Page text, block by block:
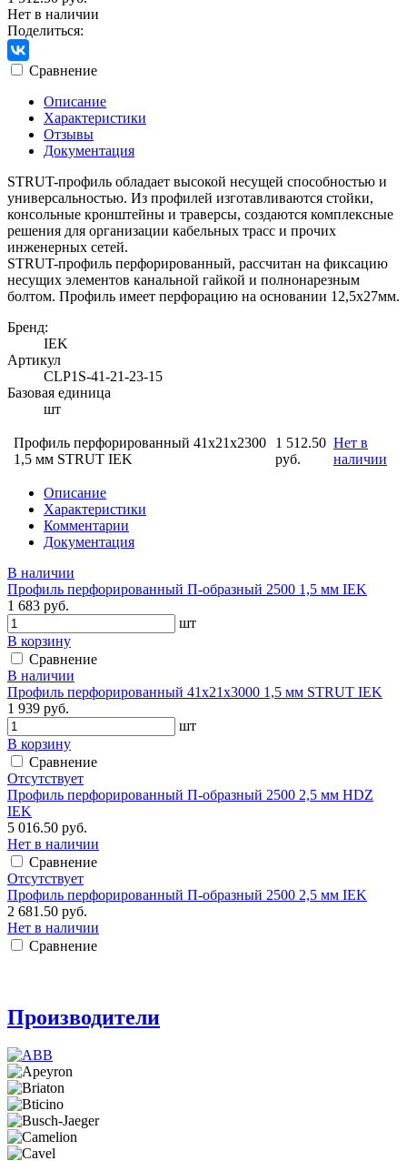
Нет в наличии
Поделиться:
Сравнение
Описание
Характеристики
Отзывы
Документация
STRUT-профиль обладает высокой несущей способностью и
универсальностью. Из профилей изготавливаются стойки,
консольные кронштейны и траверсы, создаются комплексные
решения для организации кабельных трасс и прочих
инженерных сетей.
STRUT-профиль перфорированный, рассчитан на фиксацию
несущих элементов канальной гайкой и полнонарезным
болтом. Профиль имеет перфорацию на основании 12,5х27мм.
Бренд:
IEK
Артикул
CLP1S-41-21-23-15
Базовая единица
шт
Профиль перфорированный 41х21х2300
1,5 мм STRUT IEK
1 512.50
руб.
Нет в
наличии
Описание
Характеристики
Комментарии
Документация
В наличии
Профиль перфорированный П-образный 2500 1,5 мм IEK
1 683 руб.
шт
В корзину
Сравнение
В наличии
Профиль перфорированный 41х21х3000 1,5 мм STRUT IEK
1 939 руб.
шт
В корзину
Сравнение
Отсутствует
Профиль перфорированный П-образный 2500 2,5 мм HDZ
IEK
5 016.50 руб.
Нет в наличии
Сравнение
Отсутствует
Профиль перфорированный П-образный 2500 2,5 мм IEK
2 681.50 руб.
Нет в наличии
Сравнение
Производители